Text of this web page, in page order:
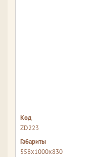
ZD223
558x1000x830